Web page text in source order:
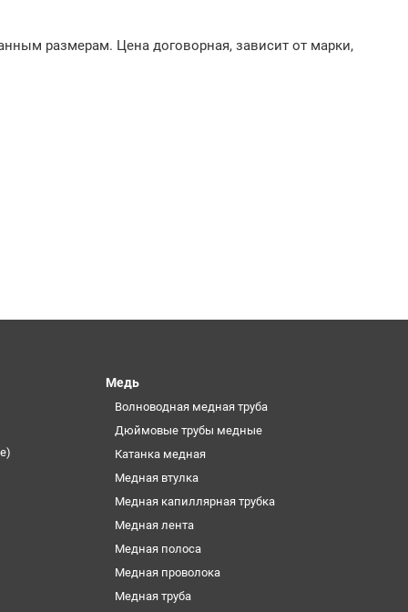
размерам. Цена договорная, зависит от марки,
Медь
Волноводная медная труба
Дюймовые трубы медные
Катанка медная
Медная втулка
Медная капиллярная трубка
Медная лента
Медная полоса
Медная проволока
Медная труба